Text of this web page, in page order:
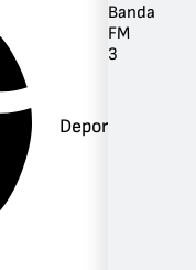
Deportes
Banda
FM
3